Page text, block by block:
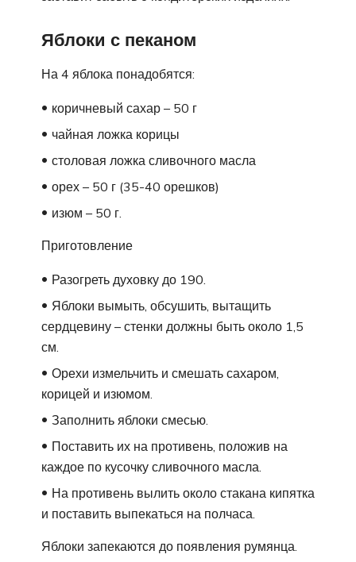
Яблоки с пеканом
На 4 яблока понадобятся:
коричневый сахар – 50 г
чайная ложка корицы
столовая ложка сливочного масла
орех – 50 г (35-40 орешков)
изюм – 50 г.
Приготовление
Разогреть духовку до 190.
Яблоки вымыть, обсушить, вытащить
сердцевину – стенки должны быть около 1,5
см.
Орехи измельчить и смешать сахаром,
корицей и изюмом.
Заполнить яблоки смесью.
Поставить их на противень, положив на
каждое по кусочку сливочного масла.
На противень вылить около стакана кипятка
и поставить выпекаться на полчаса.
Яблоки запекаются до появления румянца.